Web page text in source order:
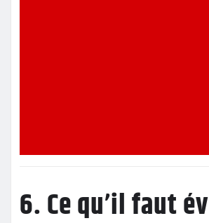
6. Ce qu’il faut